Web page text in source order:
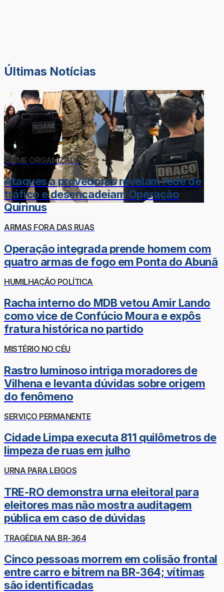
Últimas Notícias
CRIME ORGANIZADO
Ataques a provedores revelam rede de
tráfico e desencadeiam Operação
Quirinus
ARMAS FORA DAS RUAS
Operação integrada prende homem com
quatro armas de fogo em Ponta do Abunã
HUMILHAÇÃO POLÍTICA
Racha interno do MDB vetou Amir Lando
como vice de Confúcio Moura e expôs
fratura histórica no partido
MISTÉRIO NO CÉU
Rastro luminoso intriga moradores de
Vilhena e levanta dúvidas sobre origem
do fenômeno
SERVIÇO PERMANENTE
Cidade Limpa executa 811 quilômetros de
limpeza de ruas em julho
URNA PARA LEIGOS
TRE-RO demonstra urna eleitoral para
eleitores mas não mostra auditagem
pública em caso de dúvidas
TRAGÉDIA NA BR-364
Cinco pessoas morrem em colisão frontal
entre carro e bitrem na BR-364; vítimas
são identificadas